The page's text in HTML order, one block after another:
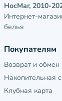
НосМаг, 2010-
Интернет-
белья
Покупателям
Возврат и обмен
Накопительная
Клубная карта